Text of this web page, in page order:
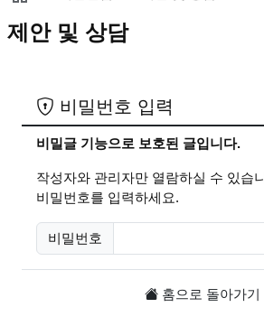
제안 및 상담
비밀번호 입력
비밀글 기능으로 보호된 글입니다.
작성자와 관리자만 열람하실 수 있습
비밀번호를 입력하세요.
비밀번호
필수
홈으로 돌아가기